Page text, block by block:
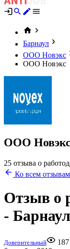
Барнаул
ООО Новэкс
ООО Новэкс
ООО Новэкс
25 отзыва о
Ко всем
Отзыв о
- Барнаул
Доверительный